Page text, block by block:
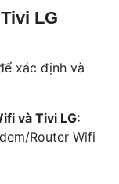
LG
xác định và
và Tivi LG:
Router Wifi